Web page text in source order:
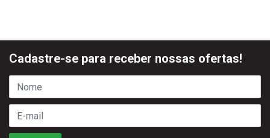
Cadastre-se para receber nossas ofertas!